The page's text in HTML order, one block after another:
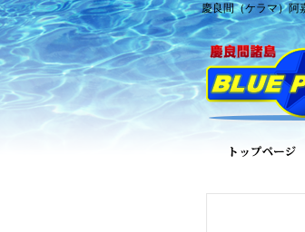
慶良間（ケラマ）阿